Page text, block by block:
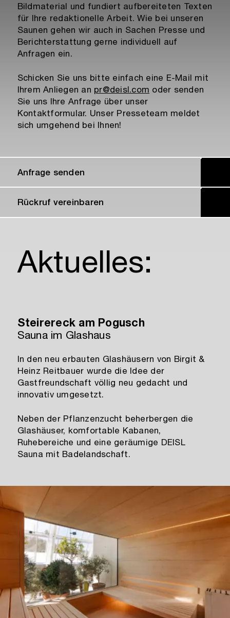
Bildmaterial und fundiert aufbereiteten Texten
für Ihre redaktionelle Arbeit. Wie bei unseren
Saunen gehen wir auch in Sachen Presse und
Berichterstattung gerne individuell auf
Anfragen ein.
Schicken Sie uns bitte einfach eine E-Mail mit
Ihrem Anliegen an pr@deisl.com oder senden
Sie uns Ihre Anfrage über unser
Kontaktformular. Unser Presseteam meldet
sich umgehend bei Ihnen!
Anfrage senden
Rückruf vereinbaren
Aktuelles:
Steirereck am Pogusch
Sauna im Glashaus
In den neu erbauten Glashäusern von Birgit &
Heinz Reitbauer wurde die Idee der
Gastfreundschaft völlig neu gedacht und
innovativ umgesetzt.
Neben der Pflanzenzucht beherbergen die
Glashäuser, komfortable Kabanen,
Ruhebereiche und eine geräumige DEISL
Sauna mit Badelandschaft.